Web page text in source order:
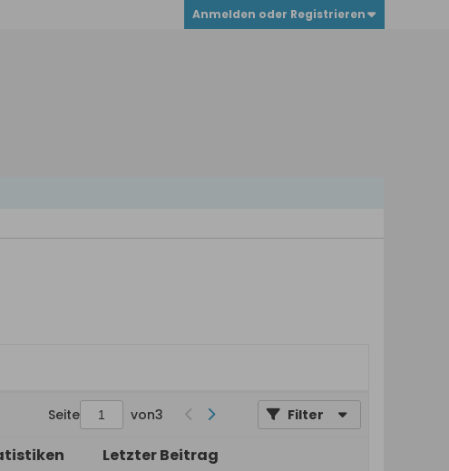
Anmelden oder Registrieren
Seite von3 Filter
Letzter Beitrag